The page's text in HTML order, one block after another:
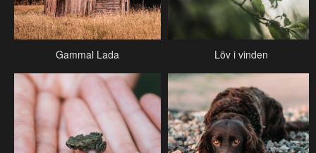
Gammal Lada Löv i vinden